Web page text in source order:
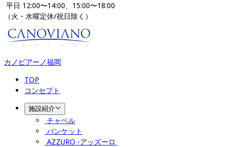
平日 12:00〜14:00、15:00〜18:00
（火・水曜定休/祝日除く）
カノビアーノ福岡
TOP
コンセプト
施設紹介
チャペル
バンケット
AZZURO -アッズーロ